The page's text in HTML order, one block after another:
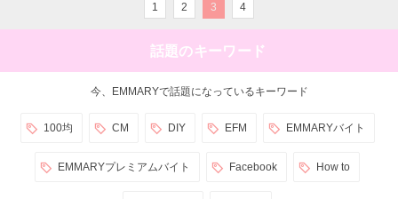
1 2 3 4
話題のキーワード
今、EMMARYで話題になっているキーワード
100均 CM DIY EFM EMMARYバイト
EMMARYプレミアムバイト Facebook How to